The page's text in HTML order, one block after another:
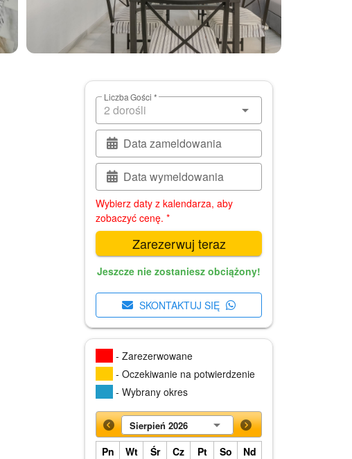
Liczba Gości *
Data zameldowania
Data wymeldowania
Wybierz daty z kalendarza, aby
zobaczyć cenę. *
Zarezerwuj teraz
Jeszcze nie zostaniesz obciążony!
SKONTAKTUJ SIĘ
- Zarezerwowane
- Oczekiwanie na potwierdzenie
- Wybrany okres
Sierpień 2026
Pn Wt Śr Cz Pt So
Nd